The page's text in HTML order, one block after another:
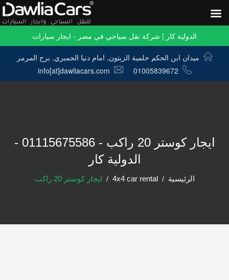
الدولية كار | شركة نقل سياحي في مصر - ايجار سيارات
ميدان ابن الحكم حلمية الزيتون, امام دنيا الجمبري, برج المرمر
01005839672
info[at]dawliacars.com
ايجار كوستر 20 راكب - 01115675586 -
الدولية كار
الرئيسية 4x4 car rental ايجار كوستر 20 راكب